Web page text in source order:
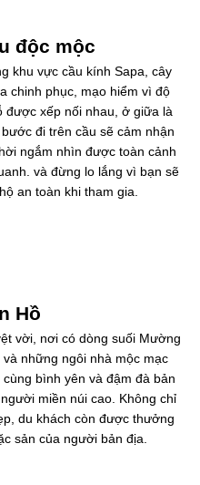
độc mộc
khu vực cầu kính Sapa, cây
chinh phục, mạo hiểm vì độ
được xếp nối nhau, ở giữa là
đi trên cầu sẽ cảm nhận
ngắm nhìn được toàn cảnh
và đừng lo lắng vì bạn sẽ
an toàn khi tham gia.
Hồ
vời, nơi có dòng suối Mường
những ngôi nhà mộc mạc
bình yên và đậm đà bản
miền núi cao. Không chỉ
du khách còn được thưởng
sản của người bản địa.